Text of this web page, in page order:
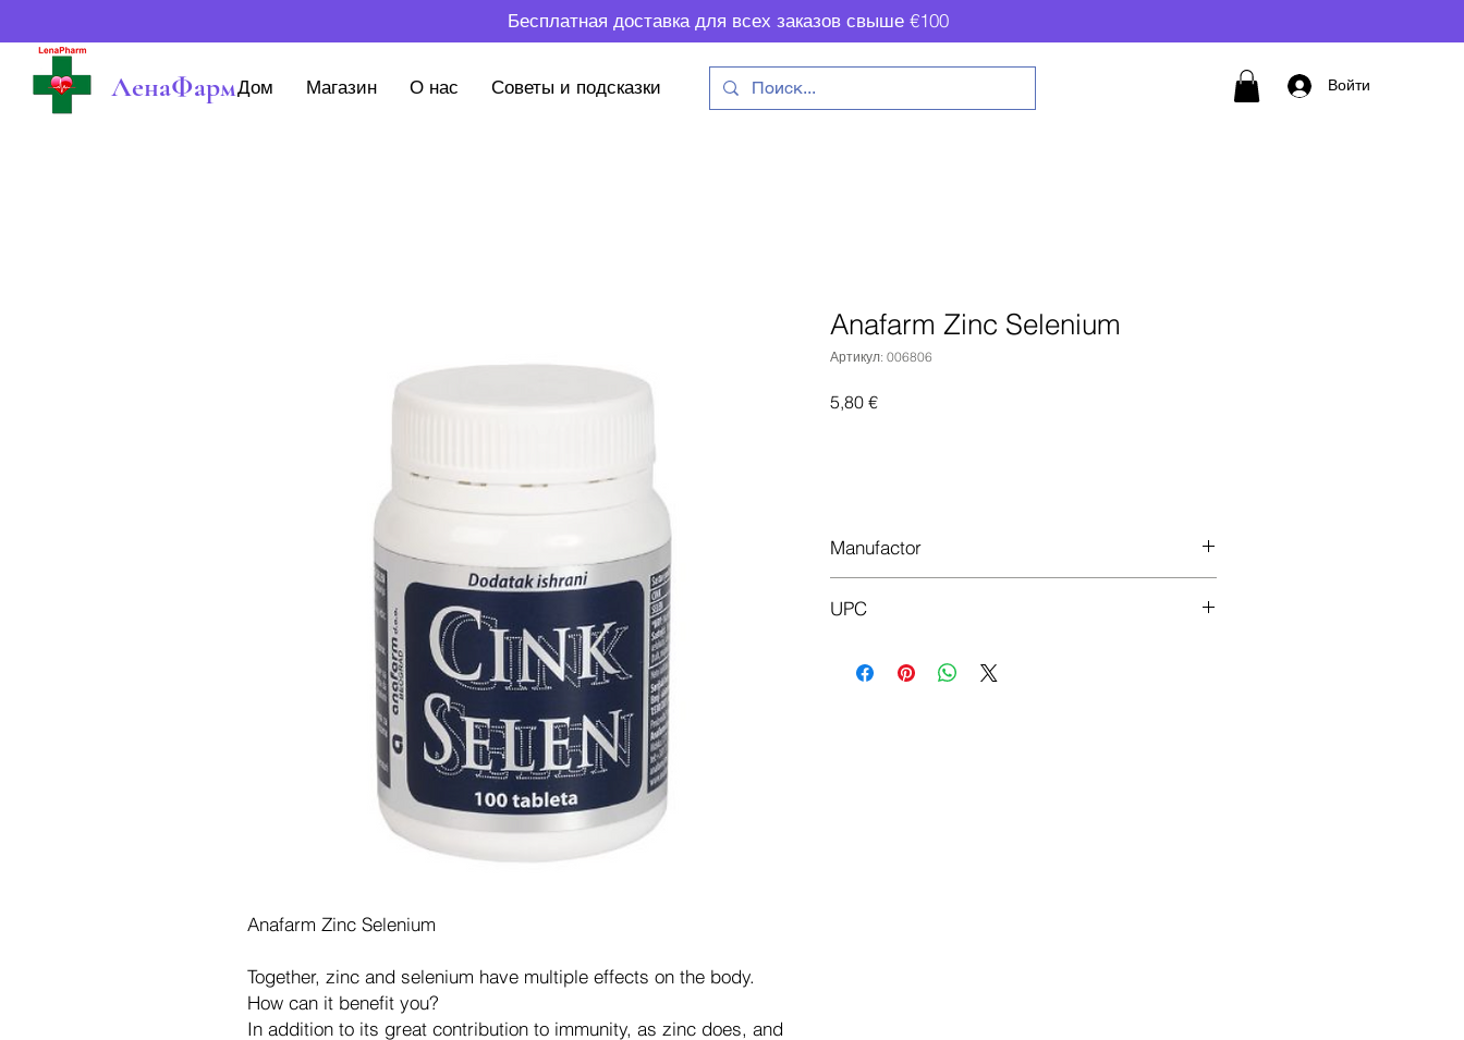
Бесплатная доставка для всех заказов свыше €100
ЛенаФарм Войти
Дом Магазин О нас Советы и подсказки
Anafarm Zinc Selenium
Together, zinc and selenium have multiple effects on the body.
How can it benefit you?
In addition to its great contribution to immunity, as zinc does, and
Anafarm Zinc Selenium
Артикул: 006806
5,80 €Цена
Manufactor
UPC